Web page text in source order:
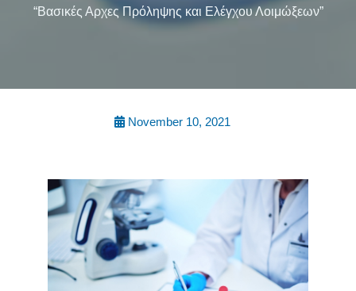
“Βασικές Αρχες Πρόληψης και Ελέγχου Λοιμώξεων”
November 10, 2021